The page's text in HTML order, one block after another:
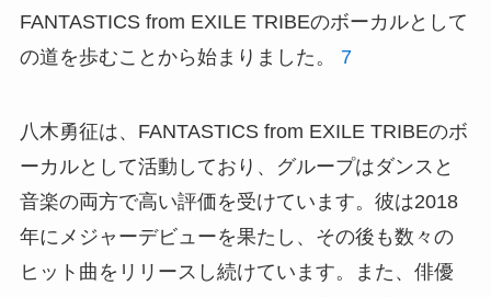
FANTASTICS from EXILE TRIBEのボーカルとして
の道を歩むことから始まりました。 7
八木勇征は、FANTASTICS from EXILE TRIBEのボ
ーカルとして活動しており、グループはダンスと
音楽の両方で高い評価を受けています。彼は2018
年にメジャーデビューを果たし、その後も数々の
ヒット曲をリリースし続けています。また、俳優